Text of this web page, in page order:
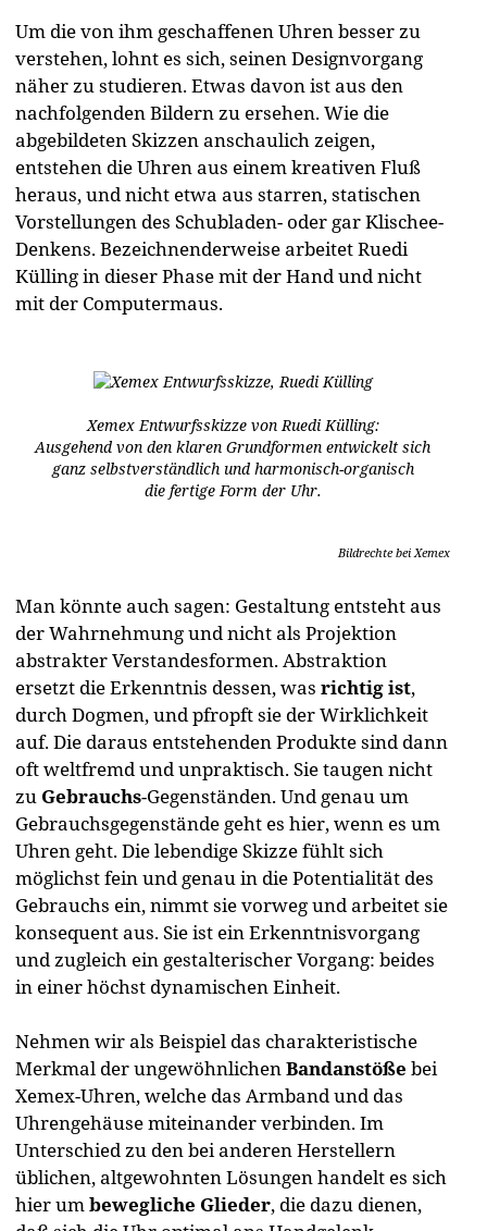
Um die von ihm geschaffenen Uhren besser zu
verstehen, lohnt es sich, seinen Designvorgang
näher zu studieren. Etwas davon ist aus den
nachfolgenden Bildern zu ersehen. Wie die
abgebildeten Skizzen anschaulich zeigen,
entstehen die Uhren aus einem kreativen Fluß
heraus, und nicht etwa aus starren, statischen
Vorstellungen des Schubladen- oder gar Klischee-
Denkens. Bezeichnenderweise arbeitet Ruedi
Külling in dieser Phase mit der Hand und nicht
mit der Computermaus.
Xemex Entwurfsskizze von Ruedi Külling:
Ausgehend von den klaren Grundformen entwickelt sich
ganz selbstverständlich und harmonisch-organisch
die fertige Form der Uhr.
Bildrechte bei Xemex
Man könnte auch sagen: Gestaltung entsteht aus
der Wahrnehmung und nicht als Projektion
abstrakter Verstandesformen. Abstraktion
ersetzt die Erkenntnis dessen, was richtig ist,
durch Dogmen, und pfropft sie der Wirklichkeit
auf. Die daraus entstehenden Produkte sind dann
oft weltfremd und unpraktisch. Sie taugen nicht
zu Gebrauchs-Gegenständen. Und genau um
Gebrauchsgegenstände geht es hier, wenn es um
Uhren geht. Die lebendige Skizze fühlt sich
möglichst fein und genau in die Potentialität des
Gebrauchs ein, nimmt sie vorweg und arbeitet sie
konsequent aus. Sie ist ein Erkenntnisvorgang
und zugleich ein gestalterischer Vorgang: beides
in einer höchst dynamischen Einheit.
Nehmen wir als Beispiel das charakteristische
Merkmal der ungewöhnlichenBandanstöße bei
Xemex-Uhren, welche das Armband und das
Uhrengehäuse miteinander verbinden. Im
Unterschied zu den bei anderen Herstellern
üblichen, altgewohnten Lösungen handelt es sich
hier umbewegliche Glieder, die dazu dienen,